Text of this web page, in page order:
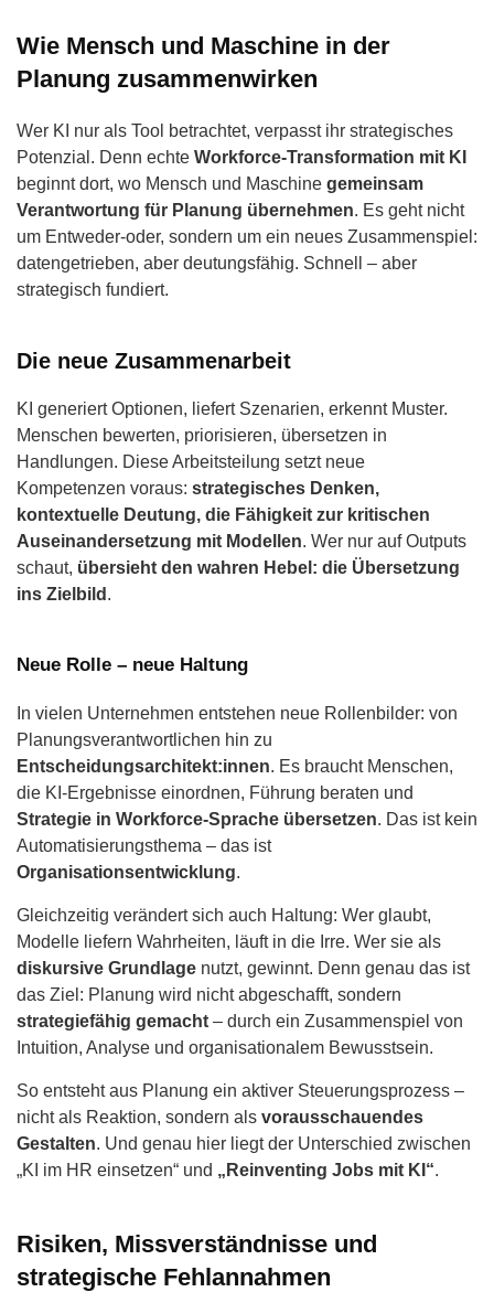
Wie Mensch und Maschine in der
Planung zusammenwirken
Wer KI nur als Tool betrachtet, verpasst ihr strategisches
Potenzial. Denn echte Workforce-Transformation mit KI
beginnt dort, wo Mensch und Maschine gemeinsam
Verantwortung für Planung übernehmen. Es geht nicht
um Entweder-oder, sondern um ein neues Zusammenspiel:
datengetrieben, aber deutungsfähig. Schnell – aber
strategisch fundiert.
Die neue Zusammenarbeit
KI generiert Optionen, liefert Szenarien, erkennt Muster.
Menschen bewerten, priorisieren, übersetzen in
Handlungen. Diese Arbeitsteilung setzt neue
Kompetenzen voraus: strategisches Denken,
kontextuelle Deutung, die Fähigkeit zur kritischen
Auseinandersetzung mit Modellen. Wer nur auf Outputs
schaut, übersieht den wahren Hebel: die Übersetzung
ins Zielbild .
Neue Rolle – neue Haltung
In vielen Unternehmen entstehen neue Rollenbilder: von
Planungsverantwortlichen hin zu
Entscheidungsarchitekt:innen. Es braucht Menschen,
die KI-Ergebnisse einordnen, Führung beraten und
Strategie in Workforce-Sprache übersetzen. Das ist kein
Automatisierungsthema – das ist
Organisationsentwicklung.
Gleichzeitig verändert sich auch Haltung: Wer glaubt,
Modelle liefern Wahrheiten, läuft in die Irre. Wer sie als
diskursive Grundlage nutzt, gewinnt. Denn genau das ist
das Ziel: Planung wird nicht abgeschafft, sondern
strategiefähig gemacht – durch ein Zusammenspiel von
Intuition, Analyse und organisationalem Bewusstsein.
So entsteht aus Planung ein aktiver Steuerungsprozess –
nicht als Reaktion, sondern als vorausschauendes
Gestalten. Und genau hier liegt der Unterschied zwischen
„KI im HR einsetzen“ und „Reinventing Jobs mit KI“.
Risiken, Missverständnisse und
strategische Fehlannahmen